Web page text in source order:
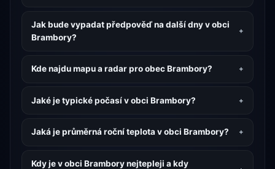
Jak bude vypadat předpověď na další dny v obci
Brambory?
Kde najdu mapu a radar pro obec Brambory?
Jaké je typické počasí v obci Brambory?
Jaká je průměrná roční teplota v obci Brambory?
Kdy je v obci Brambory nejtepleji a kdy